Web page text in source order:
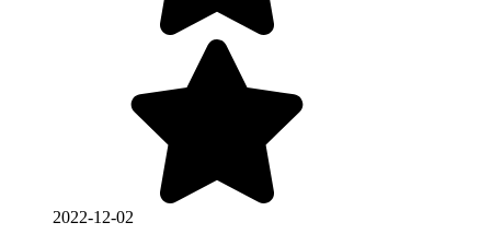
2022-12-02